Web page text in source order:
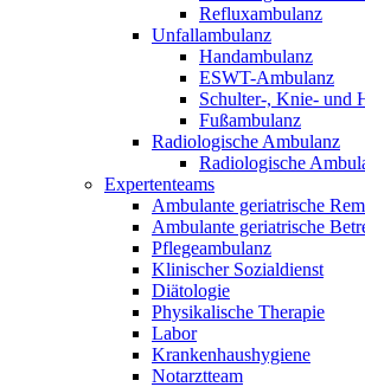
Refluxambulanz
Unfallambulanz
Handambulanz
ESWT-Ambulanz
Schulter-, Knie- und
Fußambulanz
Radiologische Ambulanz
Radiologische
Expertenteams
Ambulante geriatrische
Ambulante geriatrische
Pflegeambulanz
Klinischer Sozialdienst
Diätologie
Physikalische Therapie
Labor
Krankenhaushygiene
Notarztteam